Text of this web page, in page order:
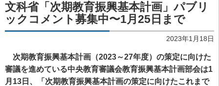
文科省「次期教育振興基本計画」パブリ
ックコメント募集中〜1月25日まで
2023年1月18日
次期教育振興基本計画（2023～27年度）の策定に向けた
審議を進めている中央教育審議会教育振興基本計画部会は1
月13日、「次期教育振興基本計画の策定に向けたこれまで